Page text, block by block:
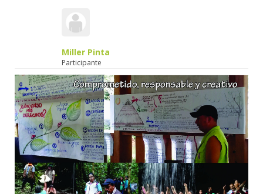
Miller Pinta
Participante